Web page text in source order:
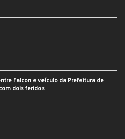
Falcon e veículo da Prefeitura de
dois feridos